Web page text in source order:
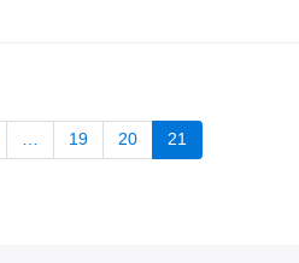
… 19 20 21